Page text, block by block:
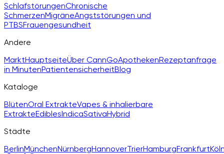
SchlafstörungenChronische
SchmerzenMigräneAngststörungen und
PTBSFrauengesundheit
Andere
MarktHauptseiteÜber CannGoApothekenRezeptanfrage
in MinutenPatientensicherheitBlog
Kataloge
BlütenOral ExtrakteVapes & inhalierbare
ExtrakteEdiblesIndicaSativaHybrid
Städte
BerlinMünchenNürnbergHannoverTrierHamburgFrankfurt